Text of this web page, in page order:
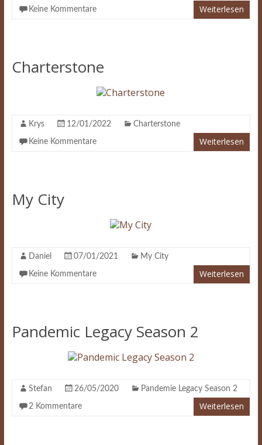
Keine Kommentare Weiterlesen
Charterstone
Krys 12/01/2022 Charterstone
Keine Kommentare Weiterlesen
My City
Daniel 07/01/2021 My City
Keine Kommentare Weiterlesen
Pandemic Legacy Season 2
Stefan 26/05/2020 Pandemie Legacy Season 2
2 Kommentare Weiterlesen